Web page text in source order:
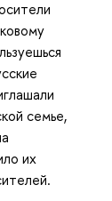
семье,
их